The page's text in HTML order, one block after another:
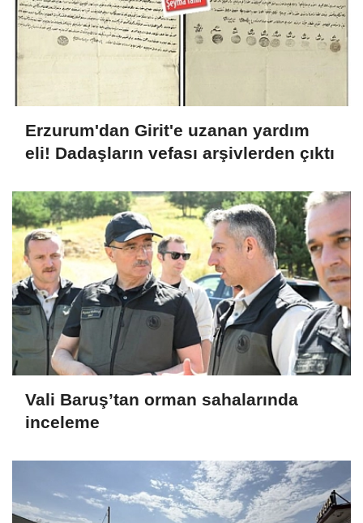
Erzurum'dan Girit'e uzanan yardım
eli! Dadaşların vefası arşivlerden çıktı
Vali Baruş’tan orman sahalarında
inceleme